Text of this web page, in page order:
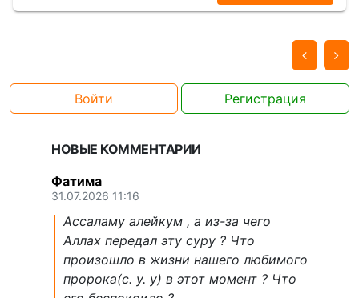
Войти Регистрация
НОВЫЕ КОММЕНТАРИИ
Фатима
31.07.2026 11:16
Ассаламу алейкум , а из-за чего
Аллах передал эту суру ? Что
произошло в жизни нашего любимого
пророка(с. у. у) в этот момент ? Что